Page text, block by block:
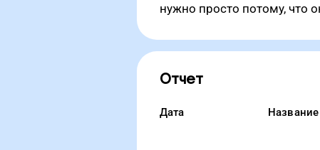
нужно просто потому, что
Отчет
Дата